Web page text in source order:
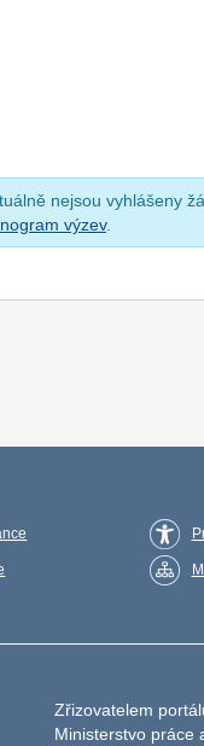
nejsou vyhlášeny
výzev.
Zřizovatelem
Ministerstvo práce